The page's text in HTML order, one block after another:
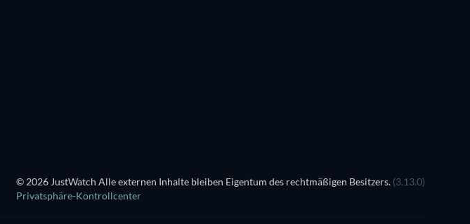
© 2026 JustWatch Alle externen Inhalte bleiben Eigentum des rechtmäßigen Besitzers. (3.13.0)
Privatsphäre-Kontrollcenter